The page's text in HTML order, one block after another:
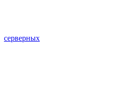
серверных